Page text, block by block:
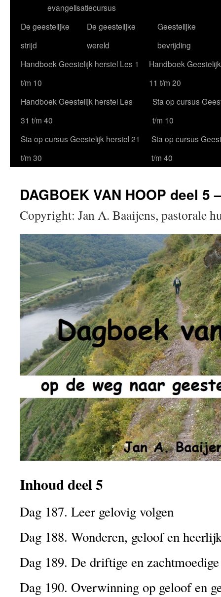
evangelisatiecursus
De geestelijke
strijd
De geestelijke
wereld
Geestelijke
bevrijding
Handboek Geestelijk herstel Les 1
t/m 10
Handboek
11 t/m 20
Handboek Geestelijk herstel Les
31 t/m 40
Sta op cursus
t/m 10
Sta op cursus Geestelijk herstel 21
t/m 30
Sta op cursus
t/m 40
DAGBOEK VAN HOOP deel 5
Copyright: Jan A. Baaijens, pastorale
Inhoud deel 5
Dag 187. Leer gelovig volgen
Dag 188. Wonderen, geloof en
Dag 189. De driftige en
Dag 190. Overwinning op geloof en